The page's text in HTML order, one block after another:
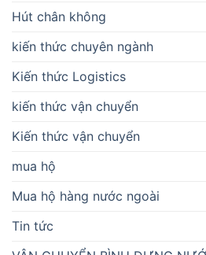
Hút chân không
kiến thức chuyên ngành
Kiến thức Logistics
kiến thức vận chuyển
Kiến thức vận chuyển
mua hộ
Mua hộ hàng nước ngoài
Tin tức